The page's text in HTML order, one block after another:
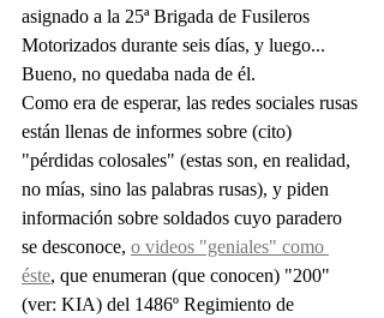
asignado a la 25ª Brigada de Fusileros
Motorizados durante seis días, y luego...
Bueno, no quedaba nada de él.
Como era de esperar, las redes sociales rusas
están llenas de informes sobre (cito)
"pérdidas colosales" (estas son, en realidad,
no mías, sino las palabras rusas), y piden
información sobre soldados cuyo paradero
se desconoce, o videos "geniales" como
éste, que enumeran (que conocen) "200"
(ver: KIA) del 1486º Regimiento de